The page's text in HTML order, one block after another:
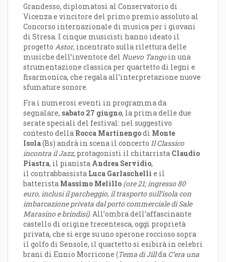
Grandesso, diplomatosi al Conservatorio di
Vicenza e vincitore del primo premio assoluto al
Concorso internazionale di musica per i giovani
di Stresa. I cinque musicisti hanno ideato il
progetto Astor, incentrato sulla rilettura delle
musiche dell’inventore del Nuevo Tangoin una
strumentazione classica per quartetto di legni e
fisarmonica, che regala all’interpretazione nuove
sfumature sonore.
Fra i numerosi eventi in programma da
segnalare, sabato 27 giugno, la prima delle due
serate speciali del festival: nel suggestivo
contesto della Rocca Martinengodi Monte
Isola(Bs) andrà in scena il concerto Il Classico
incontra il Jazz, protagonisti il chitarrista Claudio
Piastra, il pianista Andrea Servidio,
il contrabbassista Luca Garlaschelli e il
batterista Massimo Melillo (ore 21;ingresso 80
euro, inclusiil parcheggio, il trasporto sull’isola con
imbarcazione privata dalporto commerciale di Sale
Marasinoe brindisi). All’ombra dell’affascinante
castello di origine trecentesca, oggi proprietà
privata, che si erge su uno sperone roccioso sopra
il golfo di Sensole, il quartetto si esibirà in celebri
brani di Ennio Morricone (Tema di Jillda C’era una